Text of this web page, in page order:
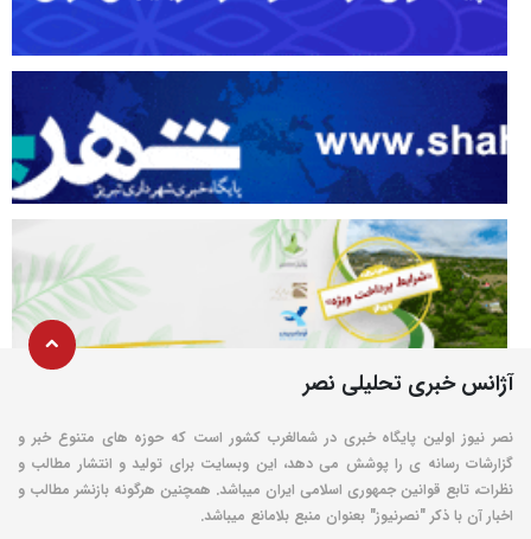
آژانس خبری تحلیلی نصر
نصر نیوز اولین پایگاه خبری در شمالغرب کشور است که حوزه های متنوع خبر و
گزارشات رسانه ی را پوشش می دهد، این وبسایت برای تولید و انتشار مطالب و
نظرات، تابع قوانین جمهوری اسلامی ایران میباشد. همچنین هرگونه بازنشر مطالب و
اخبار آن با ذکر "نصرنیوز" بعنوان منبع بلامانع میباشد.